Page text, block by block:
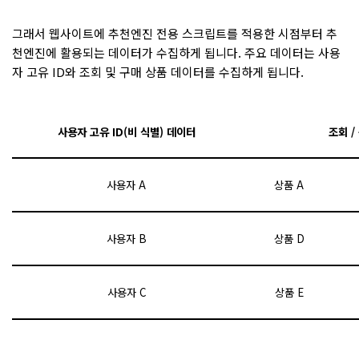
그래서 웹사이트에 추천엔진 전용 스크립트를 적용한 시점부터 추
천엔진에 활용되는 데이터가 수집하게 됩니다. 주요 데이터는 사용
자 고유 ID와 조회 및 구매 상품 데이터를 수집하게 됩니다.
사용자 고유 ID(비 식별) 데이터 조회 /
사용자 A 상품 A
사용자 B 상품 D
사용자 C 상품 E